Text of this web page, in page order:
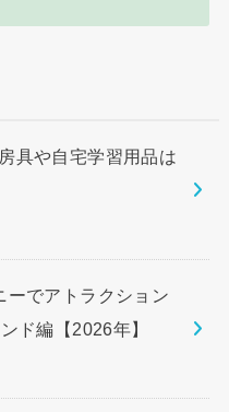
具や自宅学習用品は
ーでアトラクション
ド編【2026年】